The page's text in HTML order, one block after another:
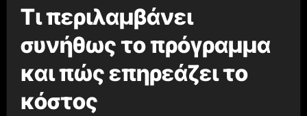
Τι περιλαμβάνει
συνήθως το πρόγραμμα
και πώς επηρεάζει το
κόστος